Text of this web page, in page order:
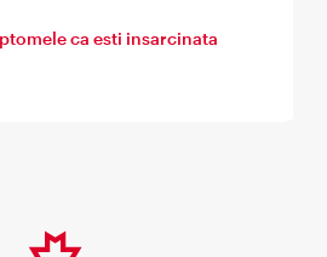
ca esti insarcinata